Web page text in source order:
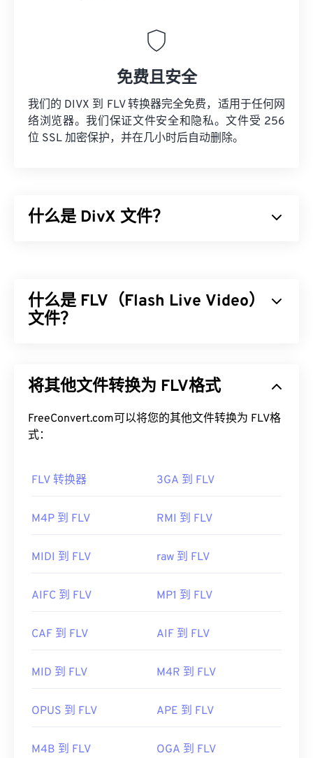
免费且安全
我们的 DIVX 到 FLV 转换器完全免费，适用于任何网
络浏览器。我们保证文件安全和隐私。文件受 256
位 SSL 加密保护，并在几小时后自动删除。
什么是 DivX 文件？
)、菜单、多音轨、多视频流、元数据 (XTAG) 和硬
件播放器。
默认情况下，DivX 会在DivX Player中打开，该播放
器可免费下载，并兼容多种设备和操作系统 (OS)。
VLCMedia Player和Elmedia也是打开 DivX 文件的不
错选择。
过时的视频租赁系统。事实上，DivX 编解码器的名
称最初是用一个眨眼的表情符号“DivX ;-)”来幽默地
首次发行： 1998年
https://en.wikipedia.org/wiki/DivX
什么是 FLV（Flash Live Video）
文件？
量、同步良好的多媒体内容。它也是一个媒体容器，
准ISO/IEC 14496-12:2008（也称为 ISO 基础媒体
文件格式），该标准具有灵活性和独立性的优势。
如何打开 FLV 文件？
Creative Cloud
(Animate CC) 和Flash）中打开。在
支持章节或字幕，但支持元数据标签。
品中打开。其他可以打开 FLV 的程序包括
首次发行：2003 年
https://en.wikipedia.org/wiki/Flash_Video
https://www.lifewire.com/flv-file
将其他文件转换为 FLV格式
FreeConvert.com可以将您的其他文件转换为 FLV格
式：
FLV 转换器 3GA 到 FLV
M4P 到 FLV RMI 到 FLV
MIDI 到 FLV raw 到 FLV
AIFC 到 FLV MP1 到 FLV
CAF 到 FLV AIF 到 FLV
MID 到 FLV M4R 到 FLV
OPUS 到 FLV APE 到 FLV
M4B 到 FLV OGA 到 FLV